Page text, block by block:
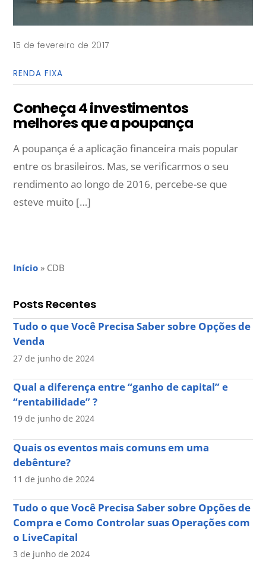
15 de fevereiro de 2017
RENDA FIXA
Conheça 4 investimentos
melhores que a poupança
A poupança é a aplicação financeira mais popular
entre os brasileiros. Mas, se verificarmos o seu
rendimento ao longo de 2016, percebe-se que
esteve muito […]
Início » CDB
Posts Recentes
Tudo o que Você Precisa Saber sobre Opções de
Venda
27 de junho de 2024
Qual a diferença entre “ganho de capital” e
“rentabilidade” ?
19 de junho de 2024
Quais os eventos mais comuns em uma
debênture?
11 de junho de 2024
Tudo o que Você Precisa Saber sobre Opções de
Compra e Como Controlar suas Operações com
o LiveCapital
3 de junho de 2024